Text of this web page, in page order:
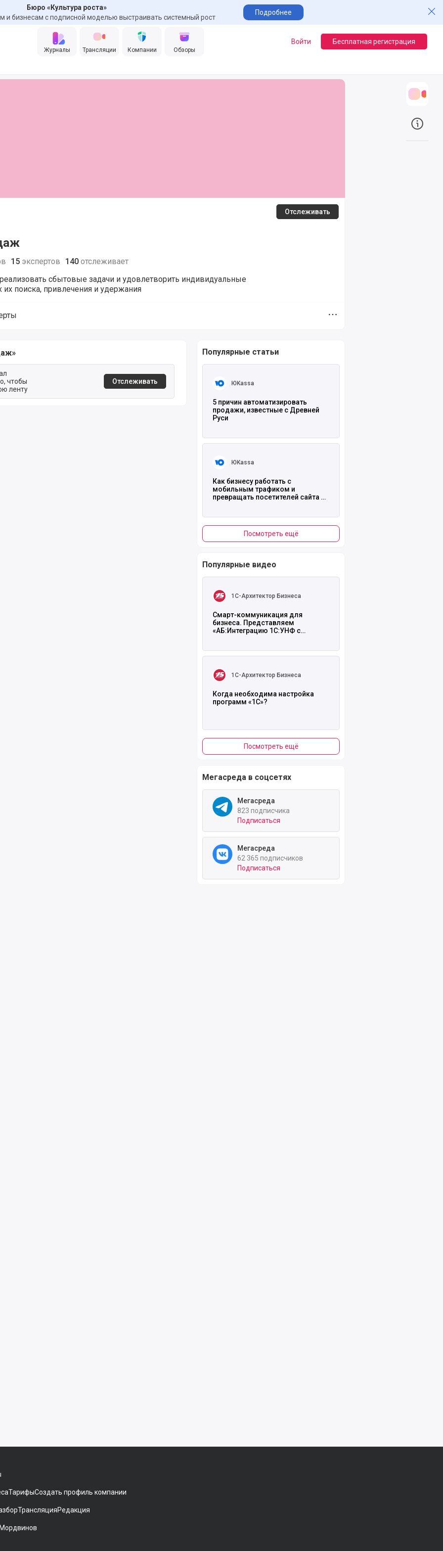
Бюро «Культура роста»
и бизнесам с подписной моделью выстраивать системный рост
Подробнее
Журналы Трансляции Компании Обзоры
Войти Бесплатная регистрация
Отслеживать
15 экспертов 140 отслеживает
сбытовые задачи и удовлетворить индивидуальные
их поиска, привлечения и удержания
Дополнительное меню
чтобы
ленту
Отслеживать
Популярные статьи
ЮKassa
5 причин автоматизировать
продажи, известные с Древней
Руси
ЮKassa
Как бизнесу работать с
мобильным трафиком и
превращать посетителей сайта в
Посмотреть ещё
Популярные видео
1С-Архитектор Бизнеса
Смарт-коммуникация для
бизнеса. Представляем
«АБ:Интеграцию 1С:УНФ с
1С-Архитектор Бизнеса
Когда необходима настройка
программ «1С»?
Посмотреть ещё
Мегасреда в соцсетях
Мегасреда
823 подписчика
Подписаться
Мегасреда
62 365 подписчиков
Подписаться
О
ТарифыСоздать профиль компании
ТрансляцияРедакция
Дзенна Мегасреде
О